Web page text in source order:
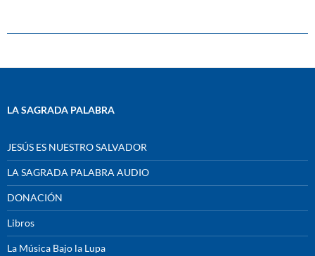
LA SAGRADA PALABRA
JESÚS ES NUESTRO SALVADOR
LA SAGRADA PALABRA AUDIO
DONACIÓN
Libros
La Música Bajo la Lupa